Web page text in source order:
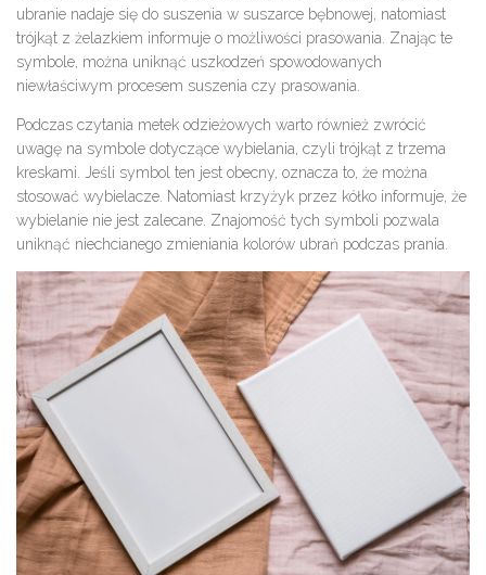
ubranie nadaje się do suszenia w suszarce bębnowej, natomiast
trójkąt z żelazkiem informuje o możliwości prasowania. Znając te
symbole, można uniknąć uszkodzeń spowodowanych
niewłaściwym procesem suszenia czy prasowania.
Podczas czytania metek odzieżowych warto również zwrócić
uwagę na symbole dotyczące wybielania, czyli trójkąt z trzema
kreskami. Jeśli symbol ten jest obecny, oznacza to, że można
stosować wybielacze. Natomiast krzyżyk przez kółko informuje, że
wybielanie nie jest zalecane. Znajomość tych symboli pozwala
uniknąć niechcianego zmieniania kolorów ubrań podczas prania.